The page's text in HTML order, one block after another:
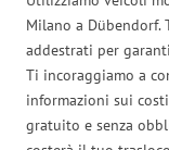
Milano a
addestrati per
Ti incoraggiamo a
informazioni sui
gratuito e senza